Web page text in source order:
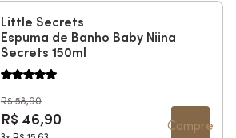
Little Secrets
Espuma de Banho Baby Niina
Secrets 150ml
R$ 58,90
R$ 46,90 Compre